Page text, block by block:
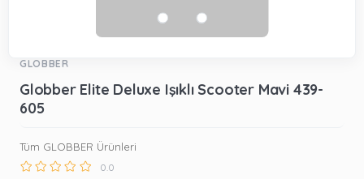
GLOBBER
Globber Elite Deluxe Işıklı Scooter Mavi 439-
605
Tüm GLOBBER Ürünleri
0.0